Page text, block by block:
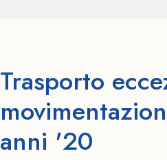
Trasporto
anni '20